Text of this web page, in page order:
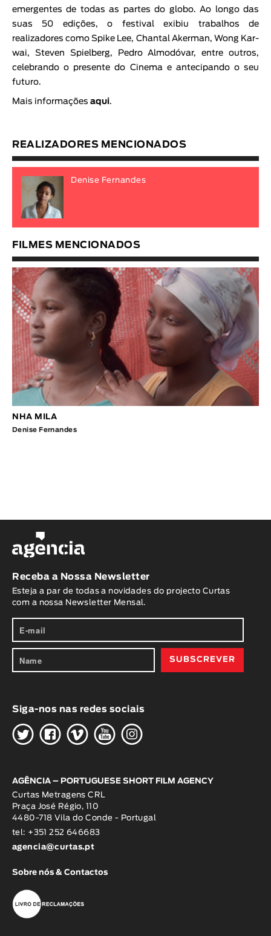
emergentes de todas as partes do globo. Ao longo das
suas 50 edições, o festival exibiu trabalhos de
realizadores como Spike Lee, Chantal Akerman, Wong Kar-
wai, Steven Spielberg, Pedro Almodóvar, entre outros,
celebrando o presente do Cinema e antecipando o seu
futuro.
Mais informações aqui.
REALIZADORES MENCIONADOS
Denise Fernandes
FILMES MENCIONADOS
NHA MILA
Denise Fernandes
Receba a Nossa Newsletter
Esteja a par de todas a novidades do projecto Curtas
com a nossa Newsletter Mensal.
Siga-nos nas redes sociais
HGWOK
AGÊNCIA – PORTUGUESE SHORT FILM AGENCY
Curtas Metragens CRL
Praça José Régio, 110
4480-718 Vila do Conde - Portugal
tel: +351 252 646683
agencia@curtas.pt
Sobre nós & Contactos